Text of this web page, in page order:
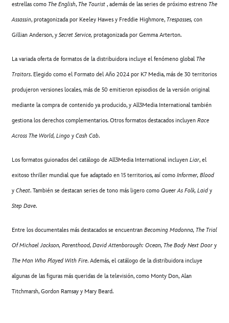
estrellas como The English, The Tourist , además de las series de próximo estreno The
Assassin, protagonizada por Keeley Hawes y Freddie Highmore, Trespasses, con
Gillian Anderson, ySecret Service, protagonizada por Gemma Arterton.
La variada oferta de formatos de la distribuidora incluye el fenómeno global The
Traitors. Elegido como el Formato del Año 2024 por K7 Media, más de 30 territorios
produjeron versiones locales, más de 50 emitieron episodios de la versión original
mediante la compra de contenido ya producido, y All3Media International también
gestiona los derechos complementarios. Otros formatos destacados incluyen Race
Across The World, Lingo y Cash Cab.
Los formatos guionados del catálogo de All3Media International incluyen Liar, el
exitoso thriller mundial que fue adaptado en 15 territorios, así como Informer, Blood
y Cheat. También se destacan series de tono más ligero como Queer As Folk, Laid y
Step Dave.
Entre los documentales más destacados se encuentran Becoming Madonna, The Trial
Of Michael Jackson, Parenthood, David Attenborough: Ocean, The Body Next Door y
The Man Who Played With Fire. Además, el catálogo de la distribuidora incluye
algunas de las figuras más queridas de la televisión, como Monty Don, Alan
Titchmarsh, Gordon Ramsay y Mary Beard.